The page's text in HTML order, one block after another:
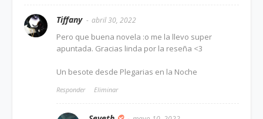
Tiffany abril 30, 2022
Pero que buena novela :o me la llevo super
apuntada. Gracias linda por la reseña <3
Un besote desde Plegarias en la Noche
Responder Eliminar